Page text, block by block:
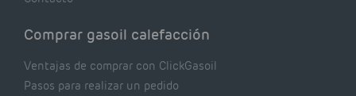
Comprar gasoil calefacción
Ventajas de comprar con ClickGasoil
Pasos para realizar un pedido